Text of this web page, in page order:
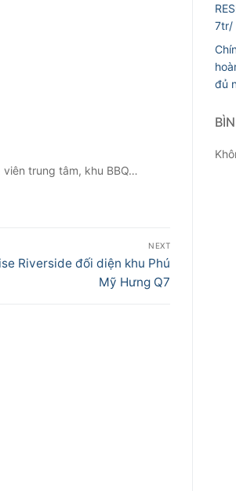
trung tâm, khu BBQ…
NEXT
Riverside đối diện khu Phú
Mỹ Hưng Q7
7tr/
đủ